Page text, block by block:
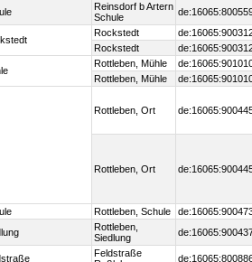
Reinsdorf b Artern
Schule
Rockstedt
Rockstedt
Rottleben, Mühle
Rottleben, Mühle
Rottleben, Ort
Rottleben, Ort
Rottleben, Schule
Rottleben,
Siedlung
Feldstraße